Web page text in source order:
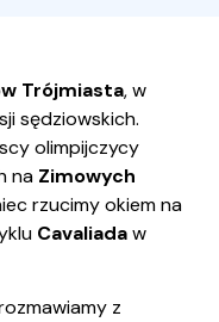
Trójmiasta, w
sędziowskich.
olimpijczycy
na Zimowych
rzucimy okiem na
Cavaliadaw
z